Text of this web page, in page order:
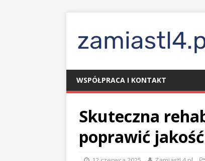
WSPÓŁPRACA I KONTAKT
Skuteczna
poprawić